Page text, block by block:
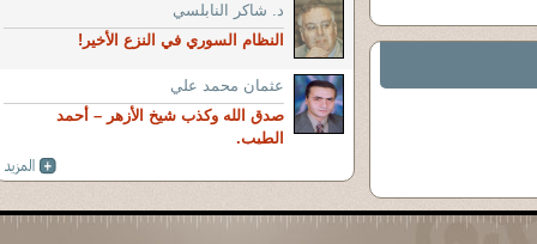
د. شاكر النابلسي
النظام السوري في النزع الأخير!
عثمان محمد علي
صدق الله وكذب شيخ الأزهر – أحمد
الطيب.